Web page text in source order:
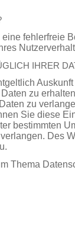
fehlerfreie
IHRER
zu
zu
Sie diese
bestimmten
Des
Thema